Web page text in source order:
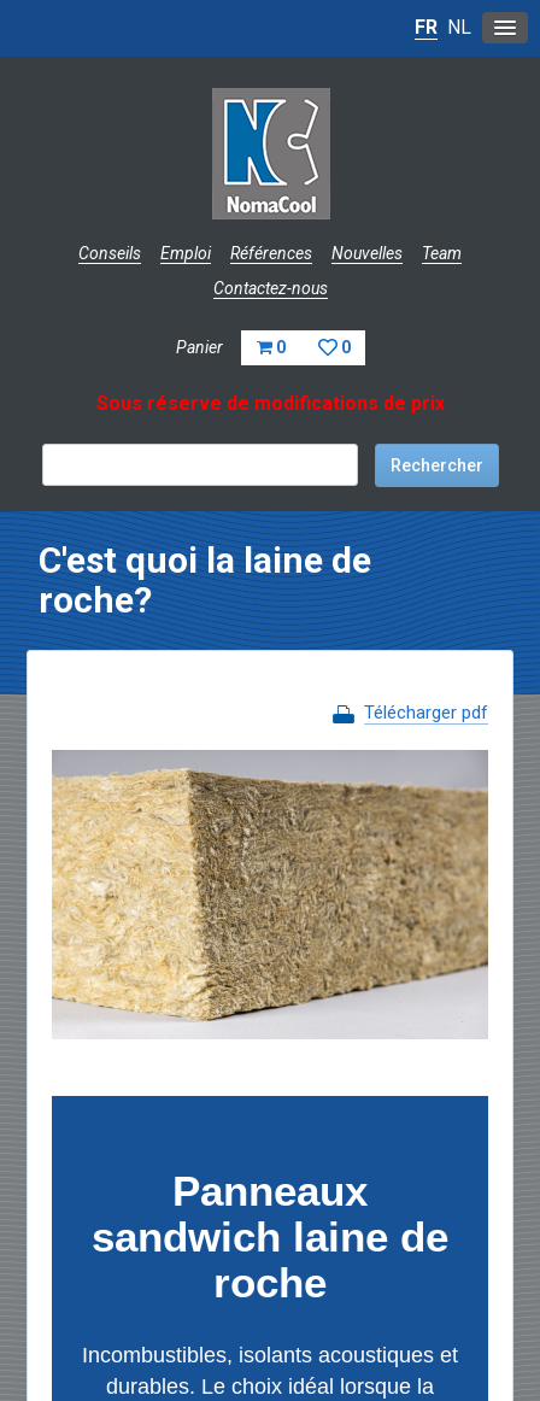
Conseils Emploi Références Nouvelles
Team
Contactez-nous
Panier 0 0
FR NL
Sous réserve de modifications de prix
C'est quoi la laine de
roche?
Télécharger pdf
Panneaux
sandwich laine de
roche
Incombustibles, isolants acoustiques et
durables. Le choix idéal lorsque la